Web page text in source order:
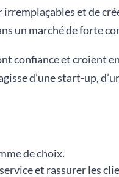
et de
un marché de forte
confiance et croient
d’une start-up,
de choix.
et rassurer les